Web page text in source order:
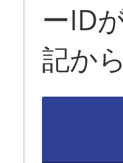
ーID
記か